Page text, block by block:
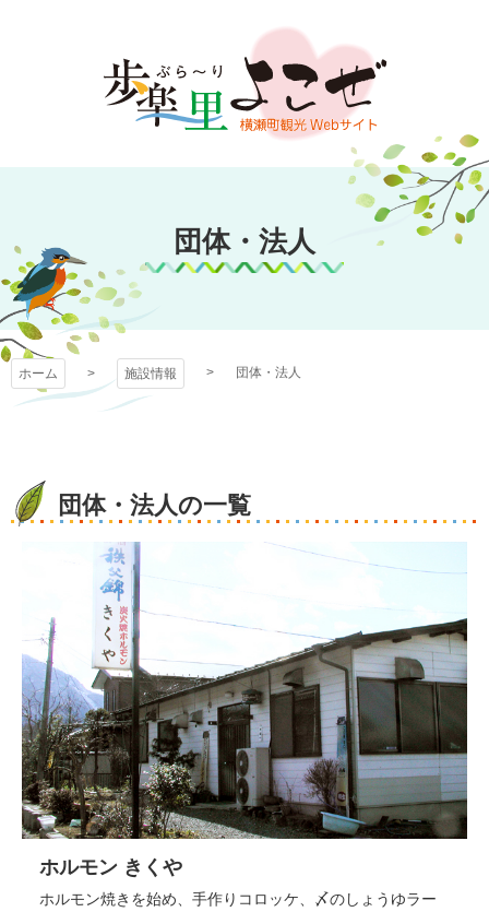
文
キ
プ
歩楽～里（ぶら～
り）よこぜ
団体・法人
ホーム 施設情報 団体・法人
団体・法人の一覧
ホルモン きくや
ホルモン焼きを始め、手作りコロッケ、〆のしょうゆラー